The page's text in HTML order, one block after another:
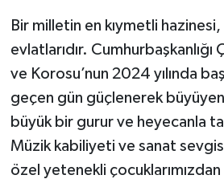
Bir milletin en kıymetli
evlatlarıdır. Cumhurbaşkanlığı
ve Korosu’nun 2024 yılında
geçen gün güçlenerek
büyük bir gurur ve heyecanla
Müzik kabiliyeti ve sanat
özel yetenekli